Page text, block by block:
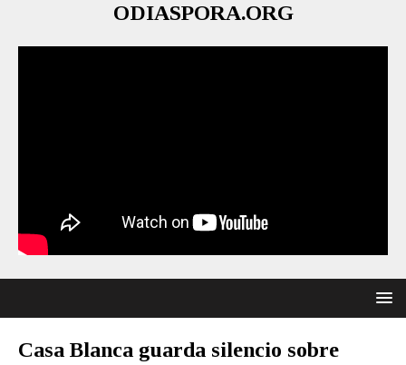
ODIASPORA.ORG
Casa Blanca guarda silencio sobre